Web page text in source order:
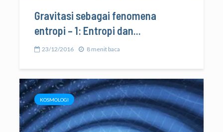
Gravitasi sebagai fenomena
entropi – 1: Entropi dan...
23/12/2016 8 menit baca
KOSMOLOGI